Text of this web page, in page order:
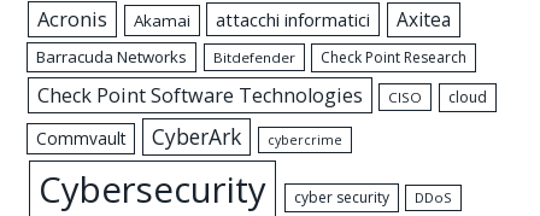
Acronis Akamai attacchi informatici Axitea
Barracuda Networks Bitdefender Check Point Research
Check Point Software Technologies CISO cloud
Commvault CyberArk cybercrime
Cybersecurity cyber security DDoS